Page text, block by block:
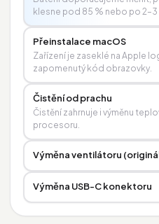
klesne pod 85 % nebo po
Přeinstalace macOS
Zařízení je zaseklé na Apple
zapomenutý kód obrazovky.
Čistění od prachu
Čistění zahrnuje i výměnu
procesoru.
Výměna ventilátoru
Výměna USB-C konektoru